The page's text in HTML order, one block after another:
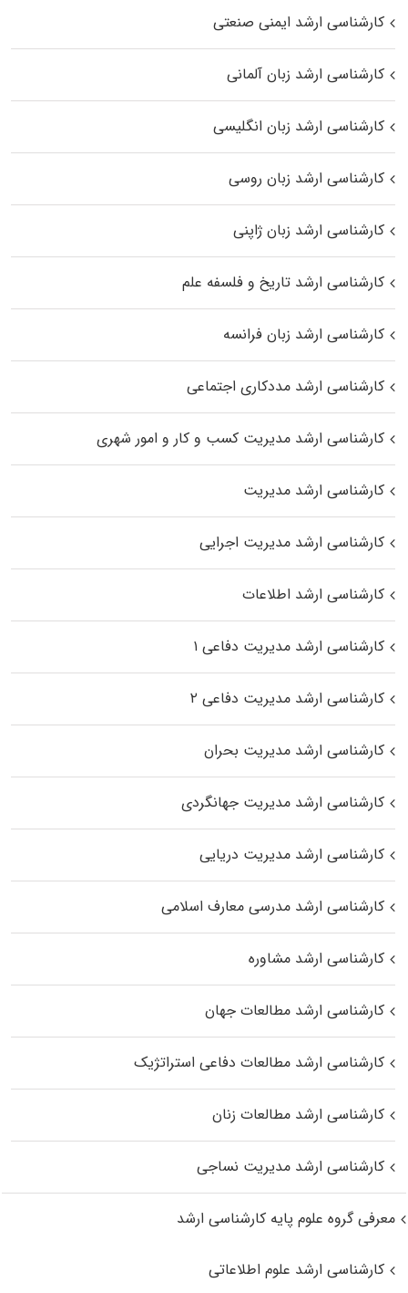
کارشناسی ارشد ایمنی صنعتی
کارشناسی ارشد زبان آلمانی
کارشناسی ارشد زبان انگلیسی
کارشناسی ارشد زبان روسی
کارشناسی ارشد زبان ژاپنی
کارشناسی ارشد تاریخ و فلسفه علم
کارشناسی ارشد زبان فرانسه
کارشناسی ارشد مددکاری اجتماعی
کارشناسی ارشد مدیریت کسب و کار و امور شهری
کارشناسی ارشد مدیریت
کارشناسی ارشد مدیریت اجرایی
کارشناسی ارشد اطلاعات
کارشناسی ارشد مدیریت دفاعی ۱
کارشناسی ارشد مدیریت دفاعی ۲
کارشناسی ارشد مدیریت بحران
کارشناسی ارشد مدیریت جهانگردی
کارشناسی ارشد مدیریت دریایی
کارشناسی ارشد مدرسی معارف اسلامی
کارشناسی ارشد مشاوره
کارشناسی ارشد مطالعات جهان
کارشناسی ارشد مطالعات دفاعی استراتژیک
کارشناسی ارشد مطالعات زنان
کارشناسی ارشد مدیریت نساجی
معرفی گروه علوم پایه کارشناسی ارشد
کارشناسی ارشد علوم اطلاعاتی